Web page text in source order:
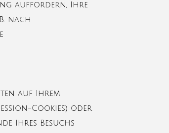
auffordern, Ihre
nach
auf Ihrem
Cookies) oder
Ihres Besuchs